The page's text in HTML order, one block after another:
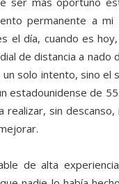
permanente a
el día, cuando es
de distancia a nado
un solo intento, sino el
estadounidense de
realizar, sin
de alta